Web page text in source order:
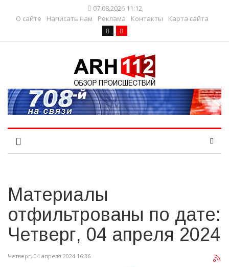
07.08.2026 11:12
О сайте
Написать нам Реклама Контакты Карта сайта
Материалы
отфильтрованы по дате:
Четверг, 04 апреля 2024
Четверг, 04 апреля 2024 16:36